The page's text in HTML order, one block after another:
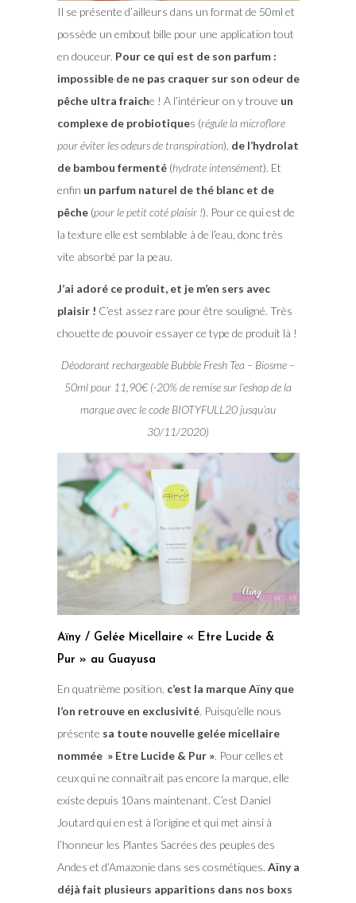
Il se présente d’ailleurs dans un format de 50ml et
possède un embout bille pour une application tout
en douceur. Pour ce qui est de son parfum :
impossible de ne pas craquer sur son odeur de
pêche ultra fraiche ! A l’intérieur on y trouve un
complexe de probiotiques (régule la microflore
pour éviter les odeurs de transpiration), de l’hydrolat
de bambou fermenté(hydrate intensément). Et
enfin un parfum naturel de thé blanc et de
pêche (pour le petit coté plaisir !). Pour ce qui est de
la texture elle est semblable à de l’eau, donc très
vite absorbé par la peau.
J’ai adoré ce produit, et je m’en sers avec
plaisir ! C’est assez rare pour être souligné. Très
chouette de pouvoir essayer ce type de produit là !
Déodorant rechargeable Bubble Fresh Tea – Biosme –
50ml pour 11,90€ (-20% de remise sur l’eshop de la
marque avec le code BIOTYFULL20 jusqu’au
30/11/2020)
Aïny / Gelée Micellaire « Etre Lucide &
Pur » au Guayusa
En quatrième position, c’est la marque Aïny que
l’on retrouve en exclusivité. Puisqu’elle nous
présente sa toute nouvelle gelée micellaire
nommée » Etre Lucide & Pur ». Pour celles et
ceux qui ne connaitrait pas encore la marque, elle
existe depuis 10ans maintenant. C’est Daniel
Joutard qui en est à l’origine et qui met ainsi à
l’honneur les Plantes Sacrées des peuples des
Andes et d’Amazonie dans ses cosmétiques. Aïny a
déjà fait plusieurs apparitions dans nos boxs